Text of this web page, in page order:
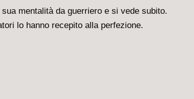
mentalità da guerriero e si vede subito.
lo hanno recepito alla perfezione.